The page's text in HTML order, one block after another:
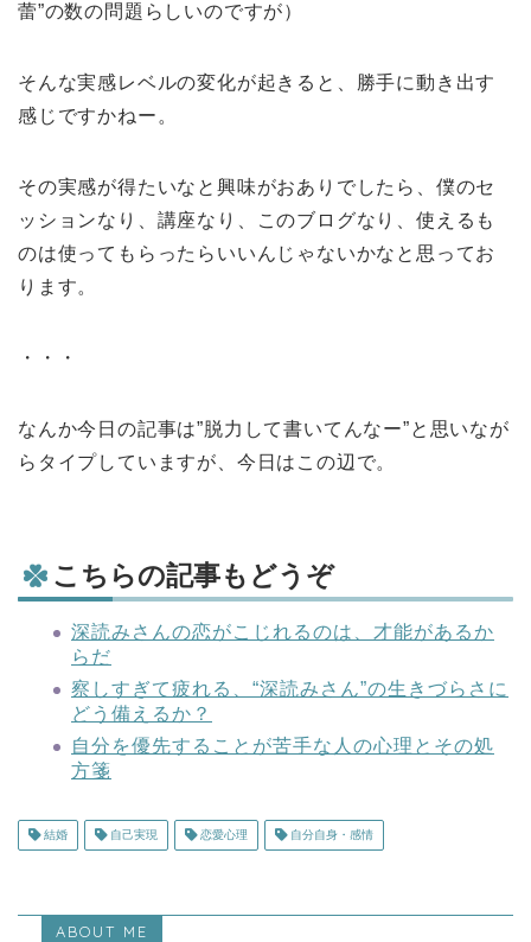
蕾”の数の問題らしいのですが）
そんな実感レベルの変化が起きると、勝手に動き出す
感じですかねー。
その実感が得たいなと興味がおありでしたら、僕のセ
ッションなり、講座なり、このブログなり、使えるも
のは使ってもらったらいいんじゃないかなと思ってお
ります。
・・・
なんか今日の記事は”脱力して書いてんなー”と思いなが
らタイプしていますが、今日はこの辺で。
こちらの記事もどうぞ
深読みさんの恋がこじれるのは、才能があるか
らだ
察しすぎて疲れる、“深読みさん”の生きづらさに
どう備えるか？
自分を優先することが苦手な人の心理とその処
方箋
結婚 自己実現 恋愛心理 自分自身・感情
ABOUT ME